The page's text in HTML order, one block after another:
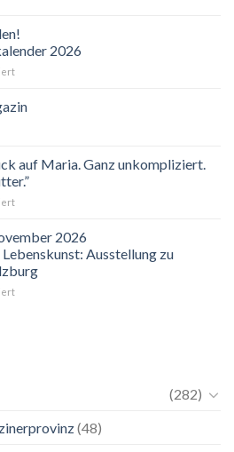
2026
für
sind
eingeladen!
auf Maria. Ganz unkompliziert.
für
hilft
der
Blick
auf
Maria.
2026
Ausstellung zu
für
Ausstellung
(282)
(48)